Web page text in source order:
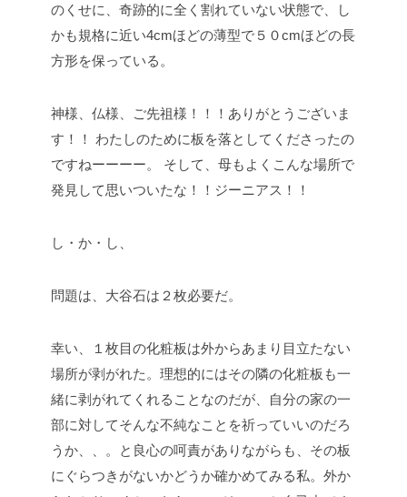
のくせに、奇跡的に全く割れていない状態で、し
かも規格に近い4cmほどの薄型で５０cmほどの長
方形を保っている。
神様、仏様、ご先祖様！！！ありがとうございま
す！！
わたしのために板を落としてくださったの
ですねーーーー。
そして、母もよくこんな場所で
発見して思いついたな！！ジーニアス！！
し・か・し、
問題は、大谷石は２枚必要だ。
幸い、１枚目の化粧板は外からあまり目立たない
場所が剥がれた。理想的にはその隣の化粧板も一
緒に剥がれてくれることなのだが、自分の家の一
部に対してそんな不純なことを祈っていいのだろ
うか、、。と良心の呵責がありながらも、その板
にぐらつきがないかどうか確かめてみる私。外か